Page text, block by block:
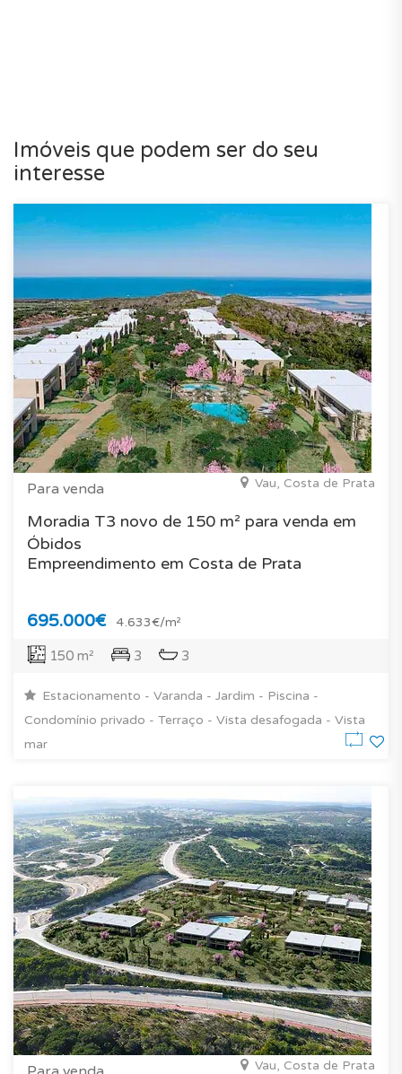
Imóveis que podem ser do seu
interesse
Para venda Vau, Costa de Prata
Moradia T3 novo de 150 m² para venda em
Óbidos
Empreendimento em Costa de Prata
695.000€ 4.633€/m²
150 m² 3 3
Estacionamento - Varanda - Jardim - Piscina -
Condomínio privado - Terraço - Vista desafogada - Vista
mar
Vau, Costa de Prata